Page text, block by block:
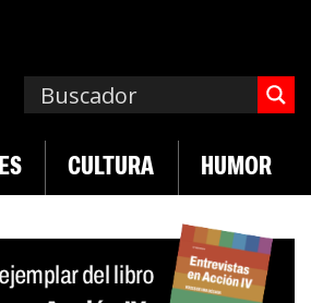
CULTURA HUMOR
| Cae la actividad en